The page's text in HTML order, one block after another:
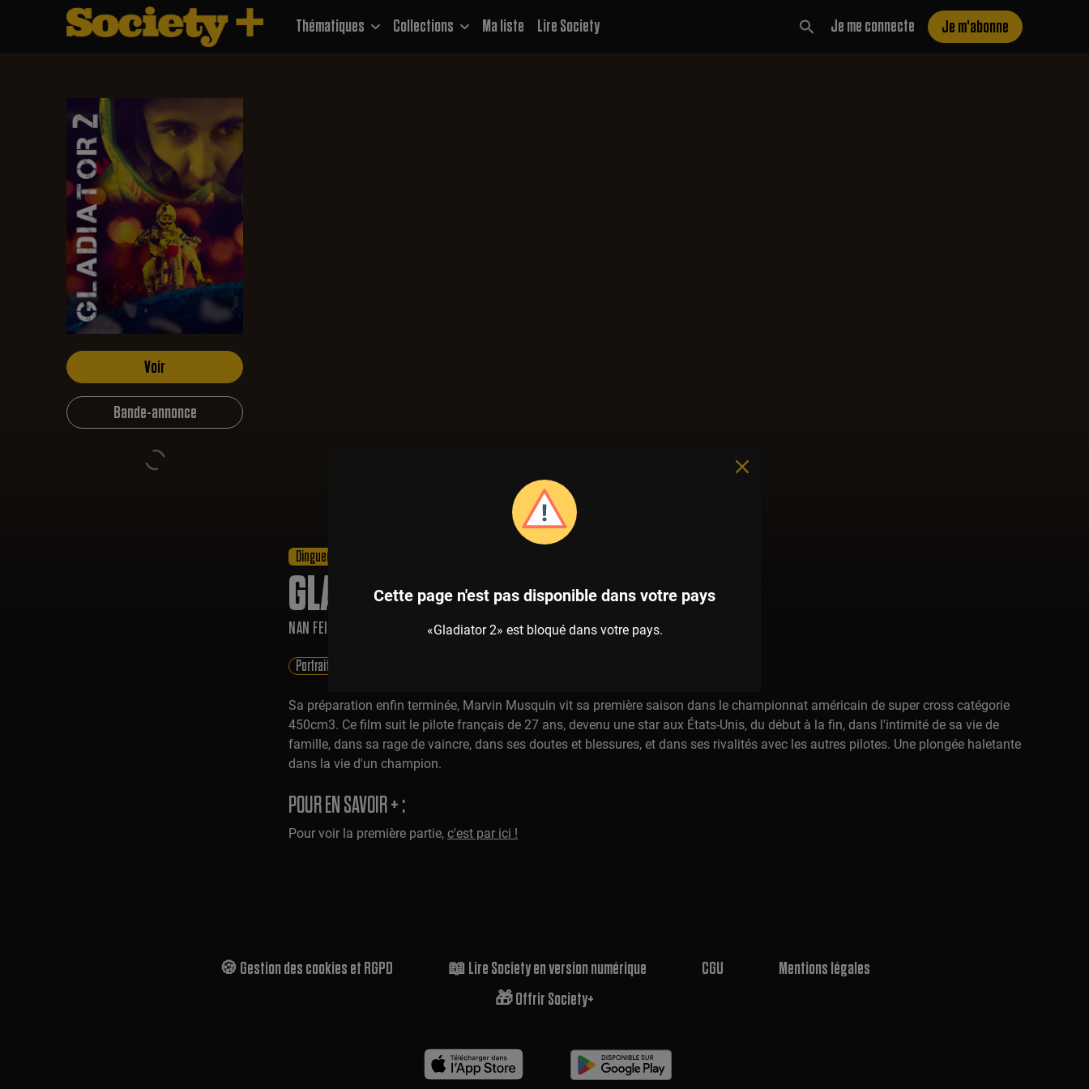
Thématiques Collections Ma liste Lire Society Je me connecte Je m'abonne
Cette page n'est pas disponible dans votre pays
«Gladiator 2» est bloqué dans votre pays.
Voir
Bande-annonce
Dinguerie
GLADIATOR 2
NAN FEIX 51 MIN
Portrait
Sa préparation enfin terminée, Marvin Musquin vit sa première saison dans le championnat américain de super cross catégorie
450cm3. Ce film suit le pilote français de 27 ans, devenu une star aux États-Unis, du début à la fin, dans l'intimité de sa vie de
famille, dans sa rage de vaincre, dans ses doutes et blessures, et dans ses rivalités avec les autres pilotes. Une plongée haletante
dans la vie d'un champion.
POUR EN SAVOIR + :
Pour voir la première partie, c'est par ici !
🍪 Gestion des cookies et RGPD 📖 Lire Society en version numérique CGU
Mentions légales
🎁 Offrir Society+